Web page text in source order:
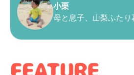
小栗
母と息子、山梨ふたり